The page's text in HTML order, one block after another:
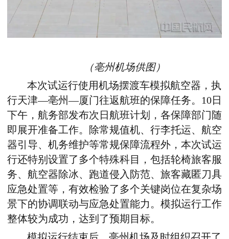
（亳州机场供图）
本次试运行使用机场摆渡车模拟航空器，执
行天津—亳州—厦门往返航班的保障任务。 10日
下午，航务部发布次日航班计划，各保障部门随
即展开准备工作。除常规值机、行李托运、航空
器引导、机务维护等常规保障流程外，本次试运
行还特别设置了多个特殊科目，包括轮椅旅客服
务、航空器除冰、跑道侵入防范、旅客藏匿刀具
应急处置等，有效检验了多个关键岗位在复杂场
景下的协调联动与应急处置能力 。 模拟运行工作
整体较为成功，达到了预期目标。